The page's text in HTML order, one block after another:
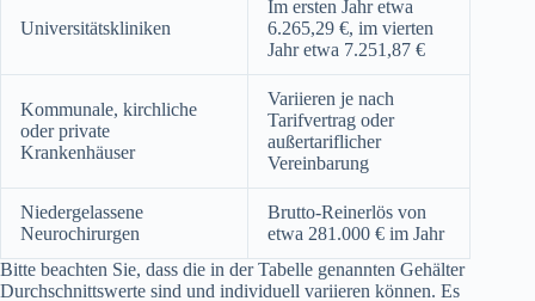
Universitätskliniken
Im ersten Jahr etwa
6.265,29 €, im vierten
Jahr etwa 7.251,87 €
Kommunale, kirchliche
oder private
Krankenhäuser
Variieren je nach
Tarifvertrag oder
außertariflicher
Vereinbarung
Niedergelassene
Neurochirurgen
Brutto-Reinerlös von
etwa 281.000 € im Jahr
Bitte beachten Sie, dass die in der Tabelle genannten Gehälter
Durchschnittswerte sind und individuell variieren können. Es